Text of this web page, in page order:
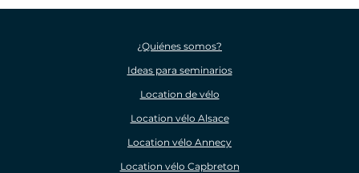
¿Quiénes somos?
Ideas para seminarios
Location de vélo
Location vélo Alsace
Location vélo Annecy
Location vélo Capbreton